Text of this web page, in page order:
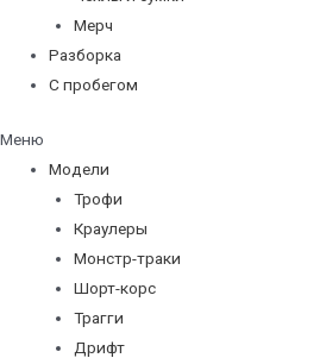
Мерч
Разборка
С пробегом
Меню
Модели
Трофи
Краулеры
Монстр-траки
Шорт-корс
Трагги
Дрифт